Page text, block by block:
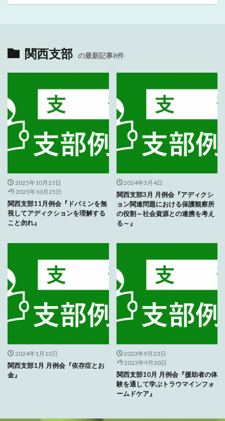
関西支部 の最新記事8件
2025年10月23日
2025年10月25日
関西支部11月例会『ドパミンを無
視してアディクションを理解する
こと勿れ』
2024年3月4日
関西支部3月 月例会『アディクシ
ョン関連問題における保護観察所
の役割～社会資源との連携を考え
る～』
2024年1月13日
関西支部1月 月例会『依存症とお
金』
2023年9月23日
2023年9月30日
関西支部10月 月例会『援助者の体
験を通して学ぶトラウマインフォ
ームドケア』